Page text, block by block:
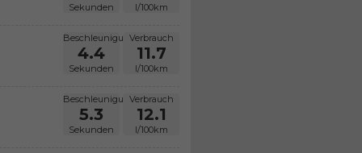
Sekunden l/100km
Beschleunigung
4.4
Sekunden
Verbrauch
11.7
l/100km
Beschleunigung
5.3
Sekunden
Verbrauch
12.1
l/100km